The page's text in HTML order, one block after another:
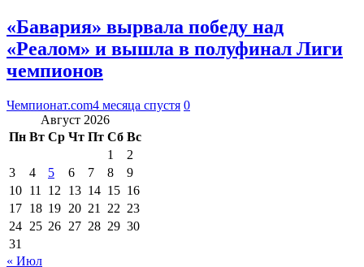
«Бавария» вырвала победу над
«Реалом» и вышла в полуфинал Лиги
чемпионов
Чемпионат.com4 месяца спустя 0
Август 2026
Пн Вт Ср Чт Пт Сб Вс
1
2
3
4 5 6 7 8
9
10 11 12 13 14 15 16
17 18 19 20 21 22 23
24 25 26 27 28 29 30
31
« Июл